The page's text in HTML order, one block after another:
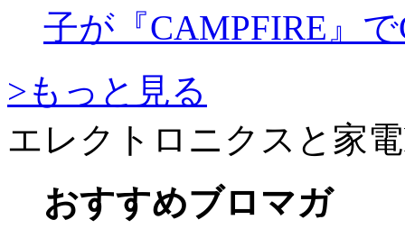
子が『CAMPFIRE』
>もっと見る
エレクトロニクスと家電
おすすめブロマガ